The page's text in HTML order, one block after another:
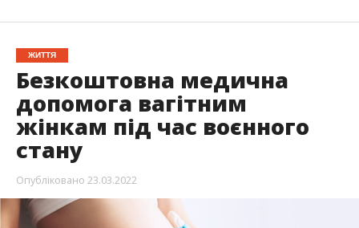
ЖИТТЯ
Безкоштовна медична
допомога вагітним
жінкам під час воєнного
стану
Опубліковано 23.03.2022